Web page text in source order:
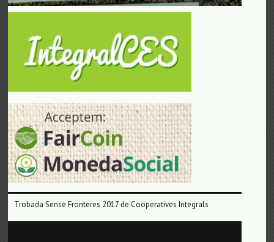
Trobada Sense Fronteres 2017 de Cooperatives Integrals